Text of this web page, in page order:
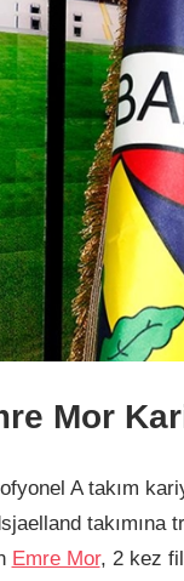
Mor
A takım
takımına
Emre Mor, 2 kez